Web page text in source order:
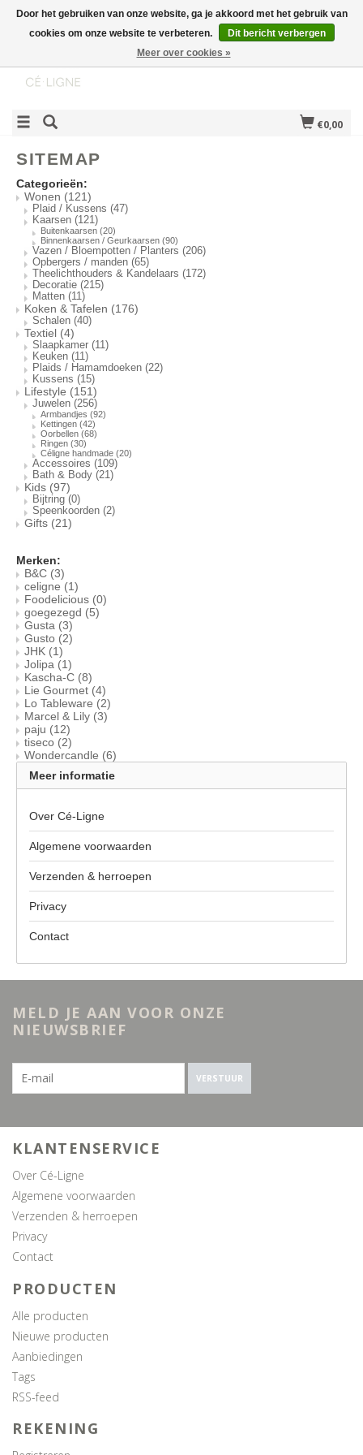
€0,00
SITEMAP
Categorieën:
Wonen (121)
Plaid / Kussens (47)
Kaarsen (121)
Buitenkaarsen (20)
Binnenkaarsen / Geurkaarsen (90)
Vazen / Bloempotten / Planters (206)
Opbergers / manden (65)
Theelichthouders & Kandelaars (172)
Decoratie (215)
Matten (11)
Koken & Tafelen (176)
Schalen (40)
Textiel (4)
Slaapkamer (11)
Keuken (11)
Plaids / Hamamdoeken (22)
Kussens (15)
Lifestyle (151)
Juwelen (256)
Armbandjes (92)
Kettingen (42)
Oorbellen (68)
Ringen (30)
Céligne handmade (20)
Accessoires (109)
Bath & Body (21)
Kids (97)
Bijtring (0)
Speenkoorden (2)
Gifts (21)
Merken:
B&C (3)
celigne (1)
Foodelicious (0)
goegezegd (5)
Gusta (3)
Gusto (2)
JHK (1)
Jolipa (1)
Kascha-C (8)
Lie Gourmet (4)
Lo Tableware (2)
Marcel & Lily (3)
paju (12)
tiseco (2)
Wondercandle (6)
Meer informatie
Over Cé-Ligne
Algemene voorwaarden
Verzenden & herroepen
Privacy
Contact
MELD JE AAN VOOR ONZE
NIEUWSBRIEF
VERSTUUR
KLANTENSERVICE
Over Cé-Ligne
Algemene voorwaarden
Verzenden & herroepen
Privacy
Contact
PRODUCTEN
Alle producten
Nieuwe producten
Aanbiedingen
Tags
RSS-feed
REKENING
Door het gebruiken van onze website, ga je akkoord met het gebruik van
cookies om onze website te verbeteren.
Dit bericht verbergen
Meer over cookies »